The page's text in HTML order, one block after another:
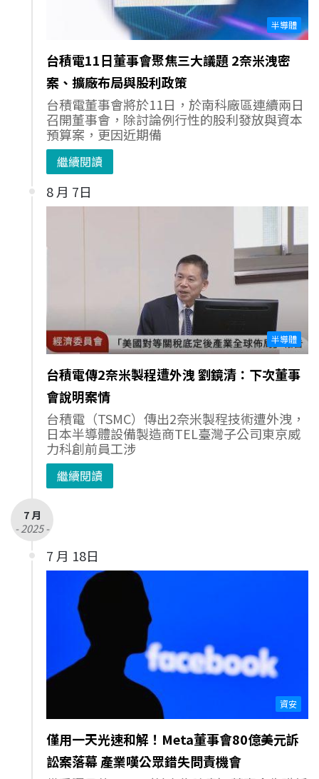
半導體
台積電11日董事會聚焦三大議題 2奈米洩密
案、擴廠布局與股利政策
台積電董事會將於11日，於南科廠區連續兩日
召開董事會，除討論例行性的股利發放與資本
預算案，更因近期備
繼續閱讀
8 月 7日
半導體
台積電傳2奈米製程遭外洩 劉鏡清：下次董事
會說明案情
台積電（TSMC）傳出2奈米製程技術遭外洩，
日本半導體設備製造商TEL臺灣子公司東京威
力科創前員工涉
繼續閱讀
7 月
- 2025 -
7 月 18日
資安
僅用一天光速和解！Meta董事會80億美元訴
訟案落幕 產業嘆公眾錯失問責機會